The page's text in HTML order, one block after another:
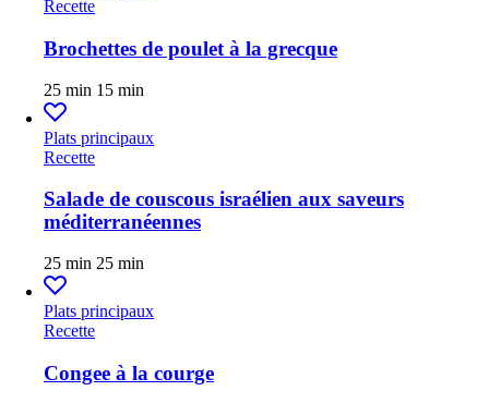
Recette
Brochettes de poulet à la grecque
25 min 15 min
Plats principaux
Recette
Salade de couscous israélien aux saveurs
méditerranéennes
25 min 25 min
Plats principaux
Recette
Congee à la courge